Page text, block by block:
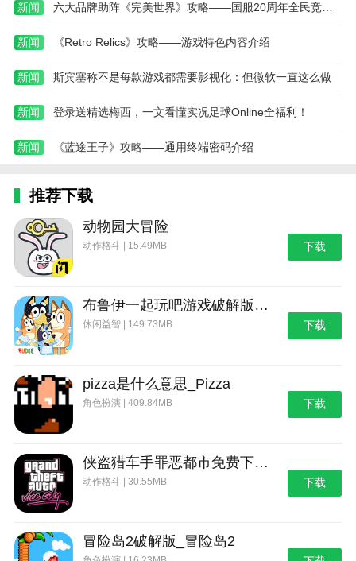
新闻 六大品牌助阵《完美世界》攻略——国服20周年全民竞技赛助力活动开启！
新闻 《Retro Relics》攻略——游戏特色内容介绍
新闻 斯宾塞称不是每款游戏都需要影视化：但微软一直这么做
新闻 登录送精选梅西，一文看懂实况足球Online全福利！
新闻 《蓝途王子》攻略——通用终端密码介绍
推荐下载
动物园大冒险
动作格斗 | 15.49MB 下载
布鲁伊一起玩吧游戏破解版_布鲁伊：一起玩吧
休闲益智 | 149.73MB 下载
pizza是什么意思_Pizza
角色扮演 | 409.84MB 下载
侠盗猎车手罪恶都市免费下载_侠盗猎车手：罪恶都市
动作格斗 | 30.55MB 下载
冒险岛2破解版_冒险岛2